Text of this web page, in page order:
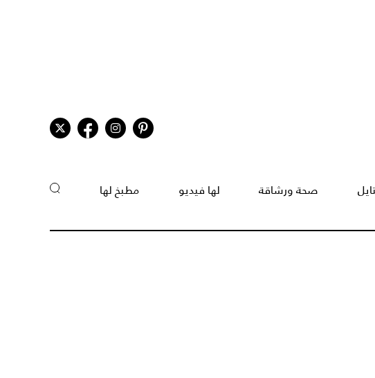
صحة ورشاقة لها فيديو مطبخ لها